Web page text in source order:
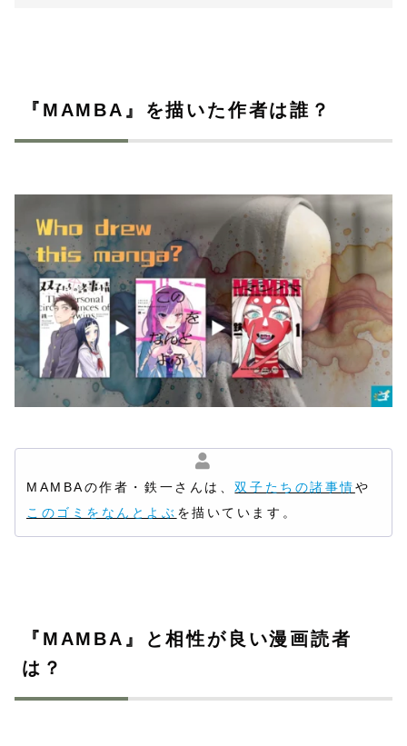
『MAMBA』を描いた作者は誰？
MAMBAの作者・鉄一さんは、双子たちの諸事情や
このゴミをなんとよぶ を描いています。
『MAMBA』と相性が良い漫画読者
は？